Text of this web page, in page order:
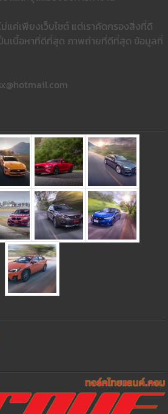
แค่เพียงเว็บไซต์ แต่เราคัดกรองสิ่งที่ดี
ป็นเนื้อหาที่ดีที่สุด ภาพถ่ายที่ดีที่สุด ข้อมูลที่